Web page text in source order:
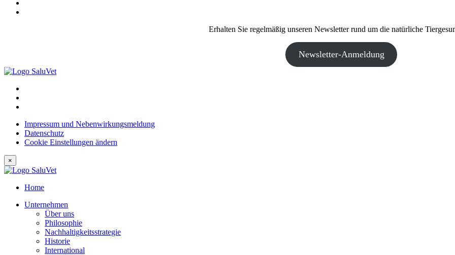
Erhalten Sie regelmäßig unseren Newsletter rund um die natürliche
Newsletter-Anmeldung
Impressum und Nebenwirkungsmeldung
Datenschutz
Cookie Einstellungen ändern
×
Home
Unternehmen
Über uns
Philosophie
Nachhaltigkeitsstrategie
Historie
International